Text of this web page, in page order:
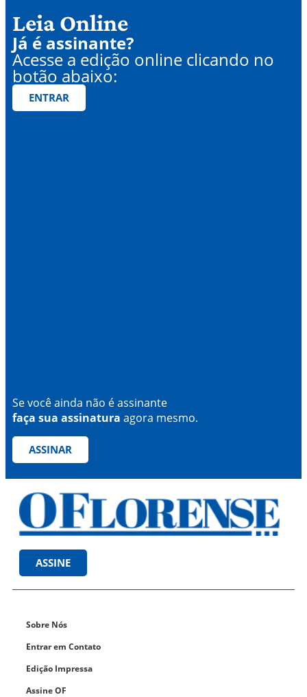
Leia Online
Já é assinante?
Acesse a edição online clicando no
botão abaixo:
ENTRAR
Se você ainda não é assinante
faça sua assinatura agora mesmo.
ASSINAR
ASSINE
Sobre Nós
Entrar em Contato
Edição Impressa
Assine OF